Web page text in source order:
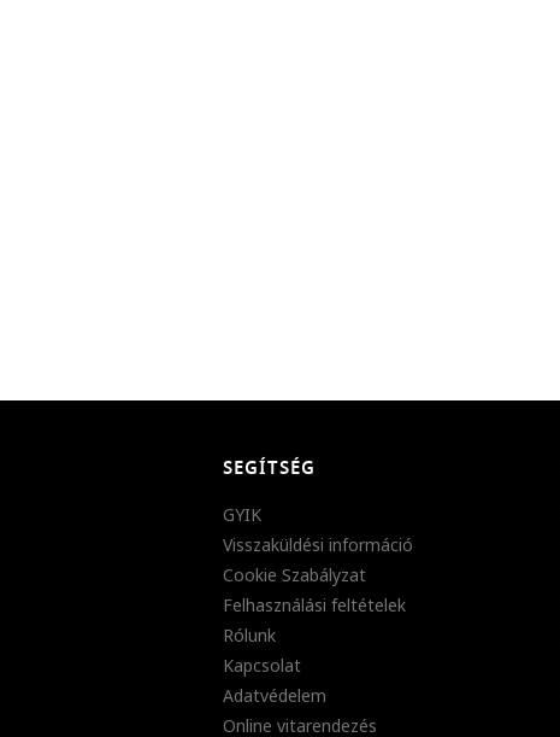
SEGÍTSÉG
GYIK
Visszaküldési információ
Cookie Szabályzat
Felhasználási feltételek
Rólunk
Kapcsolat
Adatvédelem
Online vitarendezés